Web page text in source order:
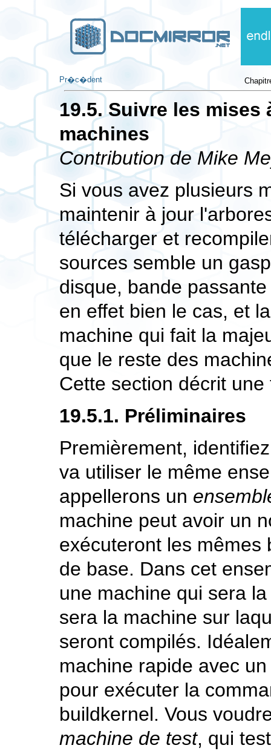
Pr�c�dent
19.5. Suivre les
machines
Contribution de Mike
Si vous avez plusieurs
maintenir à jour
télécharger et
sources semble un
disque, bande
en effet bien le cas, et
machine qui fait la
que le reste des
Cette section décrit
19.5.1. Préliminaires
Premièrement,
va utiliser le même
appellerons un
machine peut avoir un
exécuteront les mêmes
de base. Dans cet
une machine qui sera
sera la machine sur
seront compilés.
machine rapide avec
pour exécuter la
buildkernel. Vous
machine de test, qui